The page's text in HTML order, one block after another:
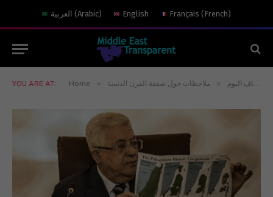
العربية (Arabic) English Français (French)
YOU ARE AT: Home » شفّاف اليوم » ملاحظات حول صفقة القرن الدنسة